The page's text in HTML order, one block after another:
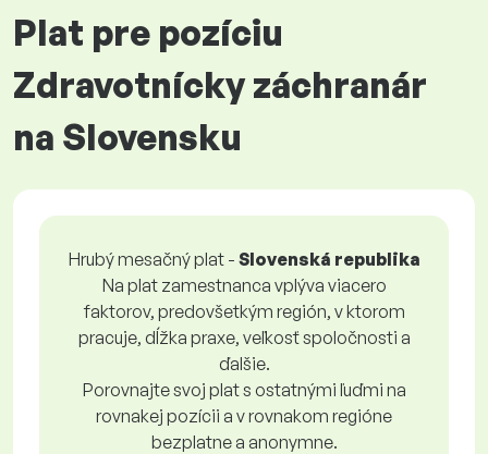
Plat pre pozíciu
Zdravotnícky záchranár
na Slovensku
Hrubý mesačný plat - Slovenská republika
Na plat zamestnanca vplýva viacero
faktorov, predovšetkým región, v ktorom
pracuje, dĺžka praxe, veľkosť spoločnosti a
ďalšie.
Porovnajte svoj plat s ostatnými ľuďmi na
rovnakej pozícii a v rovnakom regióne
bezplatne a anonymne.